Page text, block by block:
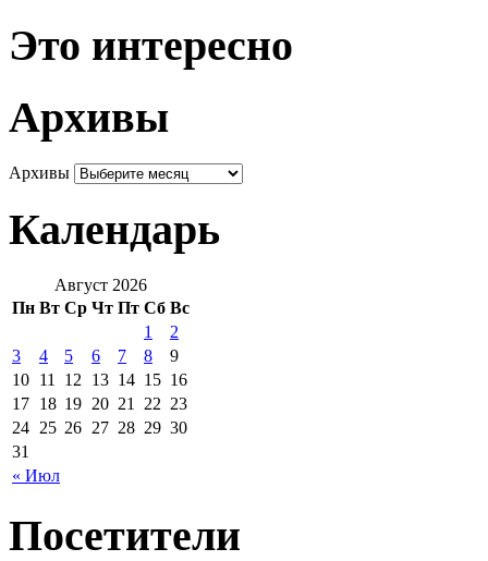
Это интересно
Архивы
Архивы
Календарь
Август 2026
Пн Вт Ср Чт Пт Сб Вс
« Июл
1
2
3
4 5 6 7 8
9
10 11 12 13 14 15 16
17 18 19 20 21 22 23
24 25 26 27 28 29 30
31
Посетители